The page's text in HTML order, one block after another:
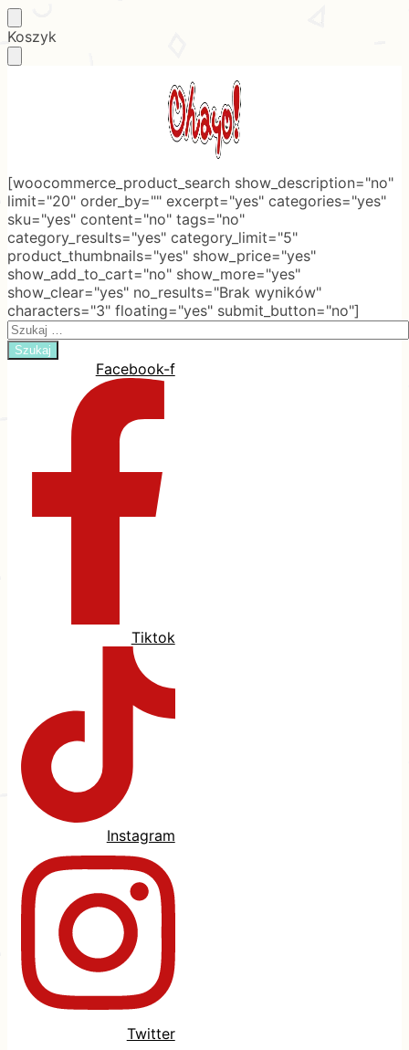
Skip
to
Skip
to
Koszyk
[woocommerce_product_search show_description="no"
limit="20" order_by="" excerpt="yes" categories="yes"
sku="yes" content="no" tags="no"
category_results="yes" category_limit="5"
product_thumbnails="yes" show_price="yes"
show_add_to_cart="no" show_more="yes"
show_clear="yes" no_results="Brak wyników"
characters="3" floating="yes" submit_button="no"]
Search
for:
Facebook-f
Tiktok
Instagram
Twitter